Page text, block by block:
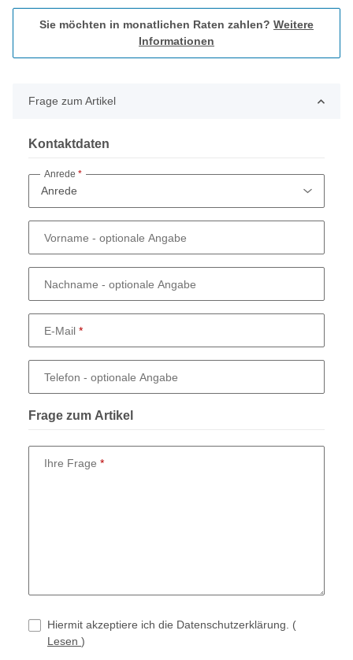
Sie möchten in monatlichen Raten zahlen? Weitere
Informationen
Frage zum Artikel
Kontaktdaten
Anrede
Vorname - optionale Angabe
Nachname - optionale Angabe
E-Mail
Telefon - optionale Angabe
Frage zum Artikel
Ihre Frage
Hiermit akzeptiere ich die Datenschutzerklärung. (
Lesen )